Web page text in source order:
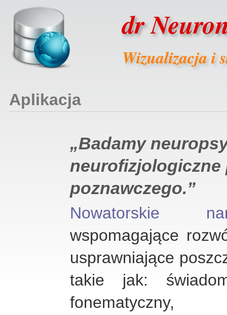
dr
Wizualizacja i
Aplikacja
„Badamy
neurofizjologiczne
poznawczego.”
Nowatorskie
wspomagające
usprawniające
takie jak: